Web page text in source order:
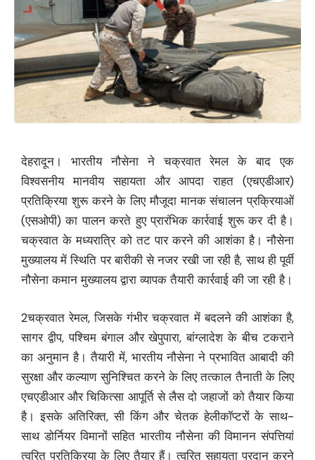
देहरादून। भारतीय नौसेना ने चक्रवात रेमल के बाद एक
विश्वसनीय मानवीय सहायता और आपदा राहत (एचएडीआर)
प्रतिक्रिया शुरू करने के लिए मौजूदा मानक संचालन प्रक्रियाओं
(एसओपी) का पालन करते हुए प्रारंभिक कार्रवाई शुरू कर दी है।
चक्रवात के मध्यरात्रि को तट पार करने की आशंका है। नौसेना
मुख्यालय में स्थिति पर बारीकी से नजर रखी जा रही है, साथ ही पूर्वी
नौसेना कमान मुख्यालय द्वारा व्यापक तैयारी कार्रवाई की जा रही है।
2चक्रवात रेमल, जिसके गंभीर चक्रवात में बदलने की आशंका है,
सागर द्वीप, पश्चिम बंगाल और खेपुपारा, बांग्लादेश के बीच टकराने
का अनुमान है। तैयारी में, भारतीय नौसेना ने प्रभावित आबादी की
सुरक्षा और कल्याण सुनिश्चित करने के लिए तत्काल तैनाती के लिए
एचएडीआर और चिकित्सा आपूर्ति से लैस दो जहाजों को तैयार किया
है। इसके अतिरिक्त, सी किंग और चेतक हेलीकॉप्टरों के साथ-
साथ डोर्नियर विमानों सहित भारतीय नौसेना की विमानन संपत्तियां
त्वरित प्रतिक्रिया के लिए तैयार हैं। त्वरित सहायता प्रदान करने